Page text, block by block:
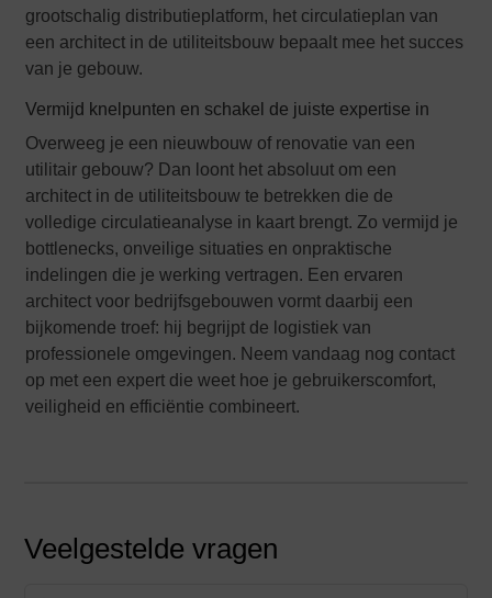
grootschalig distributieplatform, het circulatieplan van
een architect in de utiliteitsbouw bepaalt mee het succes
van je gebouw.
Vermijd knelpunten en schakel de juiste expertise in
Overweeg je een nieuwbouw of renovatie van een
utilitair gebouw? Dan loont het absoluut om een
architect in de utiliteitsbouw te betrekken die de
volledige circulatieanalyse in kaart brengt. Zo vermijd je
bottlenecks, onveilige situaties en onpraktische
indelingen die je werking vertragen. Een ervaren
architect voor bedrijfsgebouwen vormt daarbij een
bijkomende troef: hij begrijpt de logistiek van
professionele omgevingen. Neem vandaag nog contact
op met een expert die weet hoe je gebruikerscomfort,
veiligheid en efficiëntie combineert.
Veelgestelde vragen